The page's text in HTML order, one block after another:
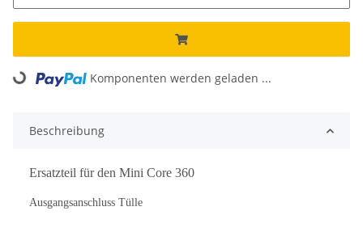
Loading... Komponenten werden geladen ...
Beschreibung
Ersatzteil für den Mini Core 360
Ausgangsanschluss Tülle